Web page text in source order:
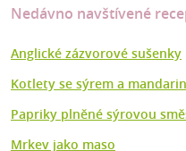
Nedávno navštívené
Anglické zázvorové sušenky
Kotlety se sýrem a
Papriky plněné sýrovou
Mrkev jako maso